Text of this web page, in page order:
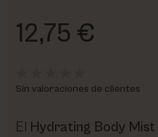
12,75 €
Sin valoraciones de clientes
El Hydrating Body Mist